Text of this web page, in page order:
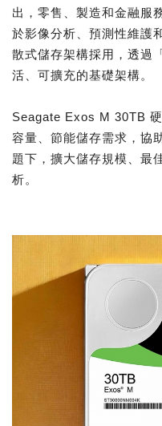
出，零售、製造和金融服
於影像分析、預測性維護
散式儲存架構採用，透過
活、可擴充的基礎架構。
Seagate Exos M 30TB
容量、節能儲存需求，協
題下，擴大儲存規模、最
析。